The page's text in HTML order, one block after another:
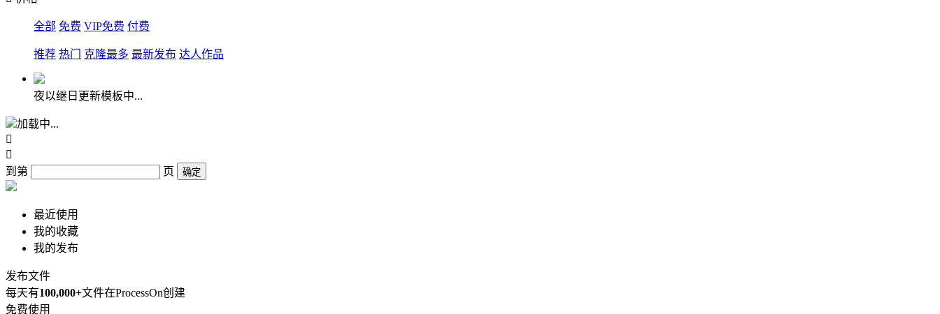
全部 免费 VIP免费 付费
推荐 热门 克隆最多 最新发布 达人作品
夜以继日更新模板中...
加载中...


到第
页 确定
最近使用
我的收藏
我的发布
发布文件
每天有100,000+文件在ProcessOn创建
免费使用